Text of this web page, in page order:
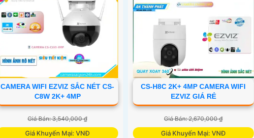
CAMERA WIFI EZVIZ SẮC NÉT CS-
C8W 2K+ 4MP
Giá Bán: 3,540,000 ₫
Giá Khuyến Mại: VNĐ
CS-H8C 2K+ 4MP CAMERA WIFI
EZVIZ GIÁ RẺ
Giá Bán: 2,670,000 ₫
Giá Khuyến Mại: VNĐ